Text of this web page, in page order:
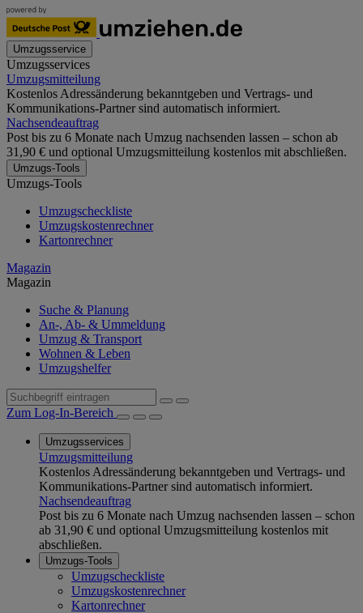
Umzugsservice
Umzugsservices
Umzugsmitteilung
Kostenlos Adressänderung bekanntgeben und Vertrags- und
Kommunikations-Partner sind automatisch informiert.
Nachsendeauftrag
Post bis zu 6 Monate nach Umzug nachsenden lassen – schon ab
31,90 € und optional Umzugsmitteilung kostenlos mit abschließen.
Umzugs-Tools
Umzugs-Tools
Umzugscheckliste
Umzugskostenrechner
Kartonrechner
Magazin
Magazin
Suche & Planung
An-, Ab- & Ummeldung
Umzug & Transport
Wohnen & Leben
Umzugshelfer
Zum Log-In-Bereich
Umzugsservices
Umzugsmitteilung
Kostenlos Adressänderung bekanntgeben und Vertrags- und
Kommunikations-Partner sind automatisch informiert.
Nachsendeauftrag
Post bis zu 6 Monate nach Umzug nachsenden lassen – schon
ab 31,90 € und optional Umzugsmitteilung kostenlos mit
abschließen.
Umzugs-Tools
Umzugscheckliste
Umzugskostenrechner
Kartonrechner